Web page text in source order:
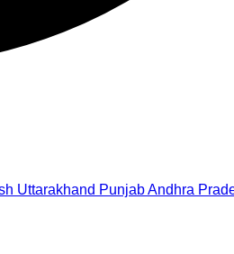
Uttarakhand PunjabAndhra